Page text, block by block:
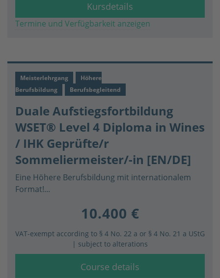
Kursdetails
Termine und Verfügbarkeit anzeigen
Meisterlehrgang
Höhere
Berufsbildung
Berufsbegleitend
Duale Aufstiegsfortbildung
WSET® Level 4 Diploma in Wines
/ IHK Geprüfte/r
Sommeliermeister/-in [EN/DE]
Eine Höhere Berufsbildung mit internationalem
Format!...
10.400 €
VAT-exempt according to § 4 No. 22 a or § 4 No. 21 a UStG
| subject to alterations
Course details